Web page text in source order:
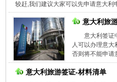
较赶,我们建议大家可以先申请意大利
意大利旅
意大利签证
人可以办理意
否则将不能申请
意大利旅游签证-材料清单